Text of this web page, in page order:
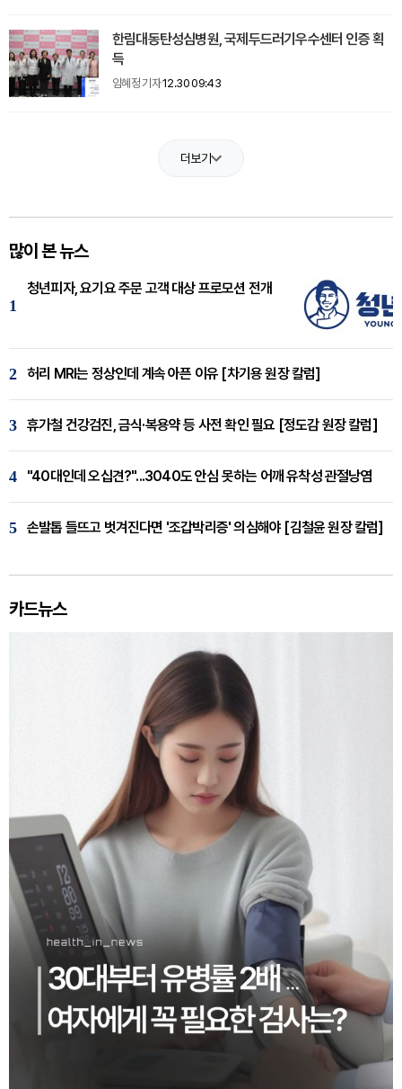
한림대동탄성심병원, 국제두드러기우수센터 인증 획
득
임혜정 기자12.30 09:43
더보기
많이 본 뉴스
1
청년피자, 요기요 주문 고객 대상 프로모션 전개
2 허리 MRI는 정상인데 계속 아픈 이유 [차기용 원장 칼럼]
3 휴가철 건강검진, 금식·복용약 등 사전 확인 필요 [정도감 원장 칼럼]
4 "40대인데 오십견?"...3040도 안심 못하는 어깨 유착성 관절낭염
5 손발톱 들뜨고 벗겨진다면 '조갑박리증' 의심해야 [김철윤 원장 칼럼]
카드뉴스